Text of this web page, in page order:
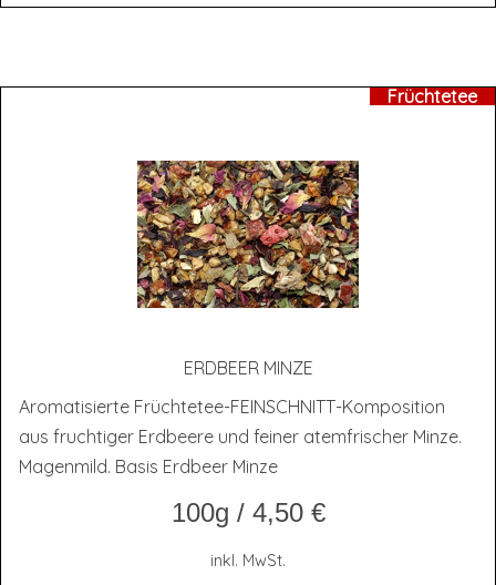
Früchtetee
ERD­BEER MINZE
Aromatisierte Früchtetee-FEINSCHNITT-Komposition
aus fruchtiger Erdbeere und feiner atemfrischer Minze.
Magenmild. Basis Erdbeer Minze
100g / 4,50 €
inkl. MwSt.